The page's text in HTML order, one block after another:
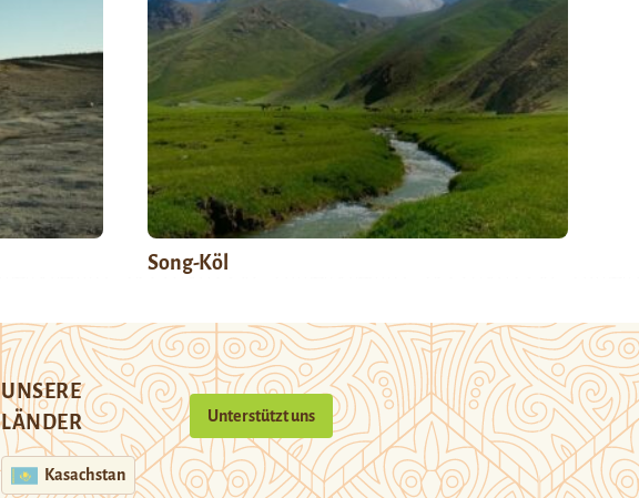
Song-Köl
UNSERE
LÄNDER
Kasachstan
Unterstützt uns